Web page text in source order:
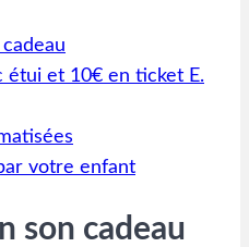
étui et 10€ en ticket E.
votre enfant
son cadeau